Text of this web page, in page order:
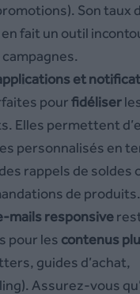
Son taux
en fait un outil
et
pourfidéliser
Elles permettent
personnalisés en
rappels de soldes
de produits.
mails responsive
pour les contenus
guides d’achat,
Assurez-vous